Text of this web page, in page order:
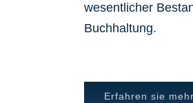
wesentlicher
Buchhaltung.
Erfahren sie mehr